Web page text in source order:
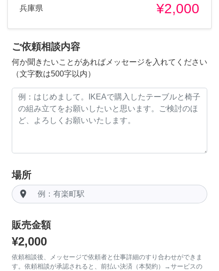
兵庫県 ¥2,000
ご依頼相談内容
何か聞きたいことがあればメッセージを入れてください
（文字数は500字以内）
場所
room
販売金額
¥2,000
依頼相談後、メッセージで依頼者と仕事詳細のすり合わせができま
す。依頼相談が承認されると、前払い決済（本契約）→サービスの